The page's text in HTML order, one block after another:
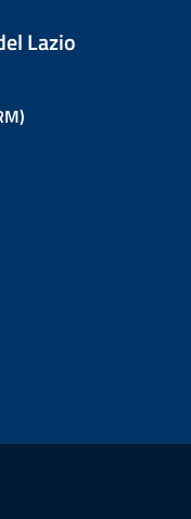
Lazio